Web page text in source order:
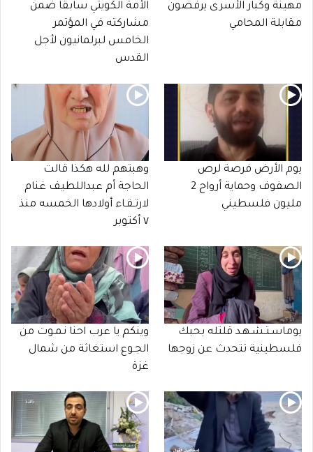
مهينة وكبار الأسرى يرفضون
مقابلة المحامي
الأمة الكويتي سابقا ضمن
مشاركته في المؤتمر
الخامس لبرلمانيون لأجل
القدس
يوم الأرض فرصة لرص
الصفوف وحماية أرواح 2
مليون فلسطيني
وهبتهم لله هكذا قالت
الحاجة أم عبداللطيف غنام
لارتـقـاء أولادها الخمسه منذ
٧ أكتوبر
يوماسـتـشـهـد قلتله بحبك
فلسطينية تتحدث عن زوجها
وينكم يا عرب احنا نـمـوت من
الجـوع استغاثة من شمال
غزة